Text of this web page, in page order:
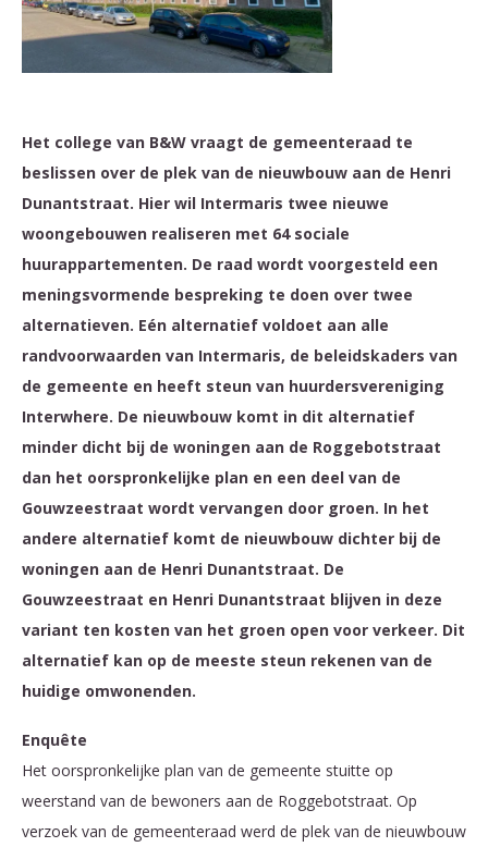
Het college van B&W vraagt de gemeenteraad te
beslissen over de plek van de nieuwbouw aan de Henri
Dunantstraat. Hier wil Intermaris twee nieuwe
woongebouwen realiseren met 64 sociale
huurappartementen. De raad wordt voorgesteld een
meningsvormende bespreking te doen over twee
alternatieven. Eén alternatief voldoet aan alle
randvoorwaarden van Intermaris, de beleidskaders van
de gemeente en heeft steun van huurdersvereniging
Interwhere. De nieuwbouw komt in dit alternatief
minder dicht bij de woningen aan de Roggebotstraat
dan het oorspronkelijke plan en een deel van de
Gouwzeestraat wordt vervangen door groen. In het
andere alternatief komt de nieuwbouw dichter bij de
woningen aan de Henri Dunantstraat. De
Gouwzeestraat en Henri Dunantstraat blijven in deze
variant ten kosten van het groen open voor verkeer. Dit
alternatief kan op de meeste steun rekenen van de
huidige omwonenden.
Enquête
Het oorspronkelijke plan van de gemeente stuitte op
weerstand van de bewoners aan de Roggebotstraat. Op
verzoek van de gemeenteraad werd de plek van de nieuwbouw